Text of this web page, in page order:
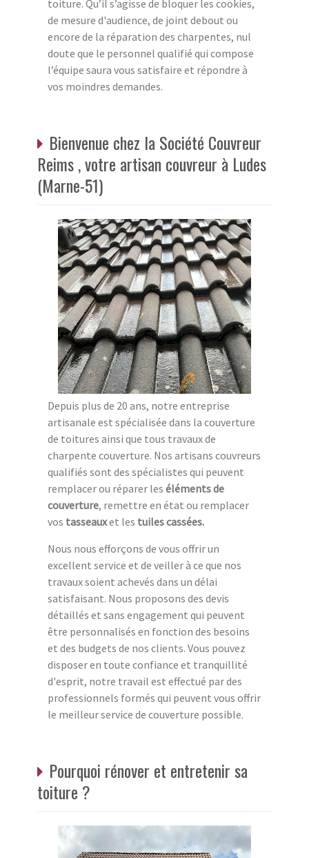
toiture. Qu’il s’agisse de bloquer les cookies,
de mesure d'audience, de joint debout ou
encore de la réparation des charpentes, nul
doute que le personnel qualifié qui compose
l’équipe saura vous satisfaire et répondre à
vos moindres demandes.
Bienvenue chez la Société Couvreur
Reims , votre artisan couvreur à Ludes
(Marne-51)
Depuis plus de 20 ans, notre entreprise
artisanale est spécialisée dans la couverture
de toitures ainsi que tous travaux de
charpente couverture. Nos artisans couvreurs
qualifiés sont des spécialistes qui peuvent
remplacer ou réparer les éléments de
couverture, remettre en état ou remplacer
vos tasseauxet les tuiles cassées.
Nous nous efforçons de vous offrir un
excellent service et de veiller à ce que nos
travaux soient achevés dans un délai
satisfaisant. Nous proposons des devis
détaillés et sans engagement qui peuvent
être personnalisés en fonction des besoins
et des budgets de nos clients. Vous pouvez
disposer en toute confiance et tranquillité
d'esprit, notre travail est effectué par des
professionnels formés qui peuvent vous offrir
le meilleur service de couverture possible.
Pourquoi rénover et entretenir sa
toiture ?